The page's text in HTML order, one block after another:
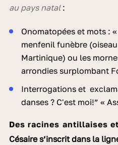
au pays natal:
Onomatopées et mots :
menfenil funèbre
Martinique) ou les
arrondies surplombant
Interrogations et
danses ? C'est moi!” «
Des racines antillaises
Césaire s’inscrit dans la